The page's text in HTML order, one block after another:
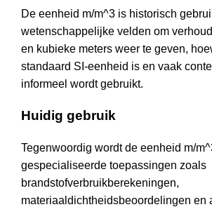
De eenheid m/m^3 is historisch
wetenschappelijke velden om
en kubieke meters weer te geven,
standaard SI-eenheid is en vaak
informeel wordt gebruikt.
Huidig gebruik
Tegenwoordig wordt de eenheid m/
gespecialiseerde toepassingen zoals
brandstofverbruikberekeningen,
materiaaldichtheidsbeoordelingen en